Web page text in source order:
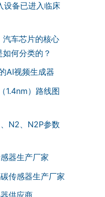
设备已进入临床
车芯片的核心
何分类的？
AI视频生成器
1.4nm）路线图
N2、N2P参数
器生产厂家
传感器生产厂家